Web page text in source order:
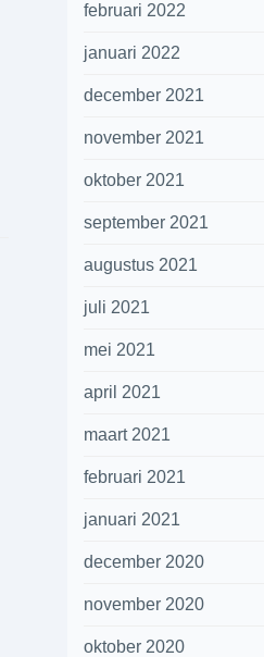
februari 2022
januari 2022
december 2021
november 2021
oktober 2021
september 2021
augustus 2021
juli 2021
mei 2021
april 2021
maart 2021
februari 2021
januari 2021
december 2020
november 2020
oktober 2020